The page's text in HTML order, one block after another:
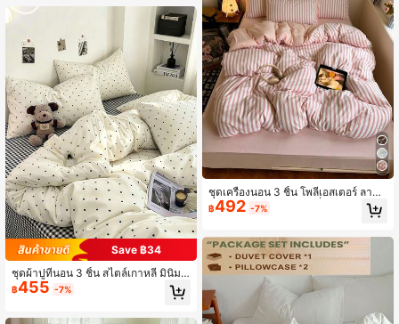
บห้องนอน, 1 ปลอกผ้านวมพร้อม 1/2 ปล
อกหมอน (ไม่รวมไส้), ซักด้วยเครื่องซักผ้
าได้, กลับไปโรงเรียน, สิ่งจำเป็นสำหรับ
หอพัก
Save ฿34
ชุดผ้าปูที่นอน 3 ชิ้น สไตล์เกาหลี มินิมอ
ล ลายจุดสีขาวซักฟอก, ดีไซน์ซิป, หลาย
ขนาด, ปลอกหมอนลายสุ่ม, ไม่รวมไส้
฿455 -7%
ชุดเครื่องนอน 3 ชิ้น โพลีเอสเตอร์ ลายพิ
มพ์วินเทจมินิมอล, ชุดเครื่องนอนหอพัก,
ชุดเครื่องนอนตกแต่งหอพัก, ปิดด้วยซิป,
บายอากาศได้ดี, เหมาะสำหรับเตียงหอ
พัก, เตียงเดี่ยว, เตียงคู่, เตียงคิงไซส์, ชุด
เครื่องนอนห้องนอน, ซักเครื่องได้รวดเร็
ว, กลับไปโรงเรียน, ชีวิตในมหาวิทยาลั
ย, เครื่องนอนที่จำเป็นสำหรับการย้ายเข้
า! (รวม 1 ปลอกผ้านวม, 2 ปลอกหมอน,
ไม่มีไส้)
฿492 -7%